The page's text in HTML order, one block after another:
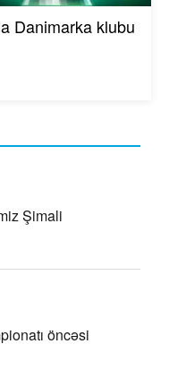
Şimali
öncəsi
Danimarka klubu